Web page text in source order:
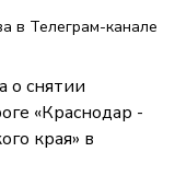
в Телеграм-канале
о снятии
«Краснодар -
края» в